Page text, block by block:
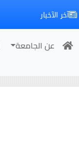
آخر الآخبار
عن الجامعة